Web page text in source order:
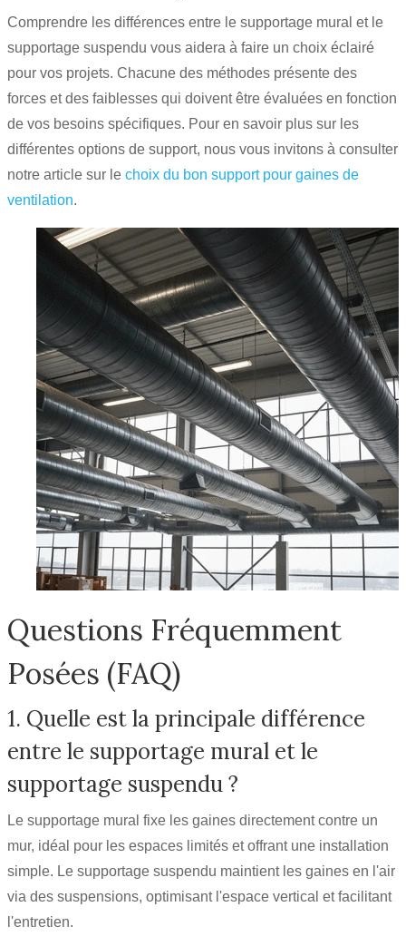
Comprendre les différences entre le supportage mural et le
supportage suspendu vous aidera à faire un choix éclairé
pour vos projets. Chacune des méthodes présente des
forces et des faiblesses qui doivent être évaluées en fonction
de vos besoins spécifiques. Pour en savoir plus sur les
différentes options de support, nous vous invitons à consulter
notre article sur le choix du bon support pour gaines de
ventilation.
Questions Fréquemment
Posées (FAQ)
1. Quelle est la principale différence
entre le supportage mural et le
supportage suspendu ?
Le supportage mural fixe les gaines directement contre un
mur, idéal pour les espaces limités et offrant une installation
simple. Le supportage suspendu maintient les gaines en l'air
via des suspensions, optimisant l'espace vertical et facilitant
l'entretien.